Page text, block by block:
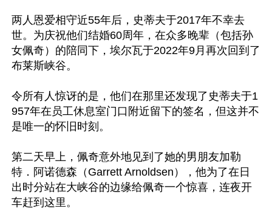
两人恩爱相守近55年后，史蒂夫于2017年不幸去
世。为庆祝他们结婚60周年，在众多晚辈（包括孙
女佩奇）的陪同下，埃尔瓦于2022年9月再次回到了
布莱斯峡谷。
令所有人惊讶的是，他们在那里还发现了史蒂夫于1
957年在员工休息室门口附近留下的签名，但这并不
是唯一的怀旧时刻。
第二天早上，佩奇意外地见到了她的男朋友加勒
特．阿诺德森（Garrett Arnoldsen），他为了在日
出时分站在大峡谷的边缘给佩奇一个惊喜，连夜开
车赶到这里。